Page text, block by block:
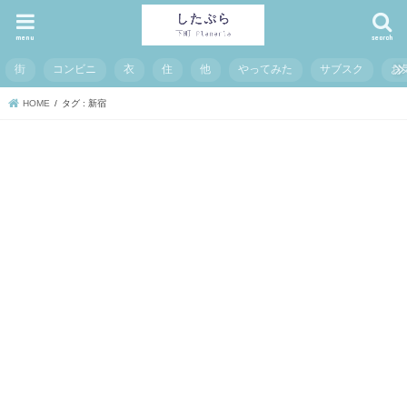
search
menu
街 コンビニ 衣 住 他 やってみた サブスク お
HOME タグ : 新宿